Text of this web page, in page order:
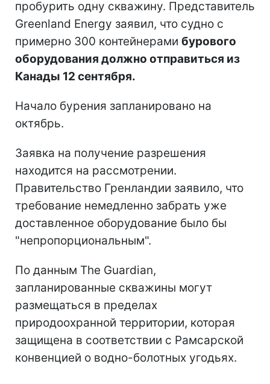
пробурить одну скважину. Представитель
Greenland Energy заявил, что судно с
примерно 300 контейнерами бурового
оборудования должно отправиться из
Канады 12 сентября.
Начало бурения запланировано на
октябрь.
Заявка на получение разрешения
находится на рассмотрении.
Правительство Гренландии заявило, что
требование немедленно забрать уже
доставленное оборудование было бы
"непропорциональным".
По данным The Guardian,
запланированные скважины могут
размещаться в пределах
природоохранной территории, которая
защищена в соответствии с Рамсарской
конвенцией о водно-болотных угодьях.